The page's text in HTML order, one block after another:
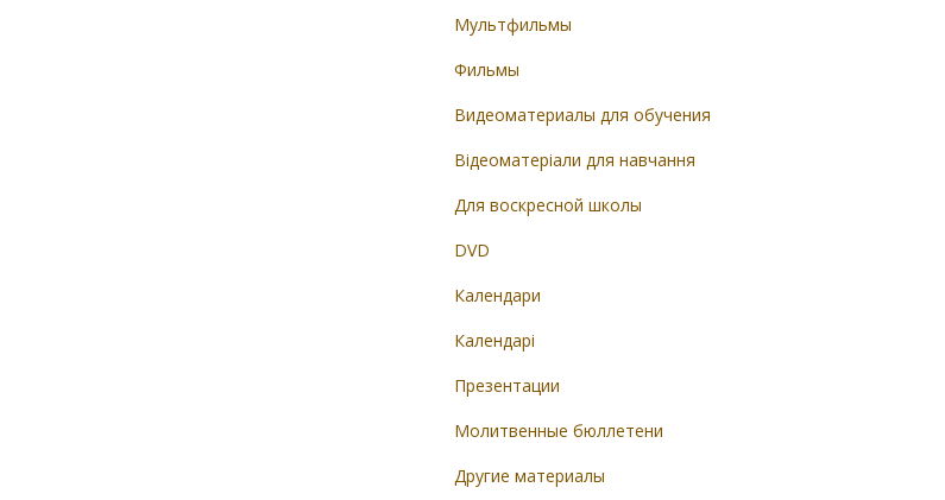
Мультфильмы
Фильмы
Видеоматериалы для обучения
Відеоматеріали для навчання
Для воскресной школы
DVD
Календари
Календарі
Презентации
Молитвенные бюллетени
Другие материалы